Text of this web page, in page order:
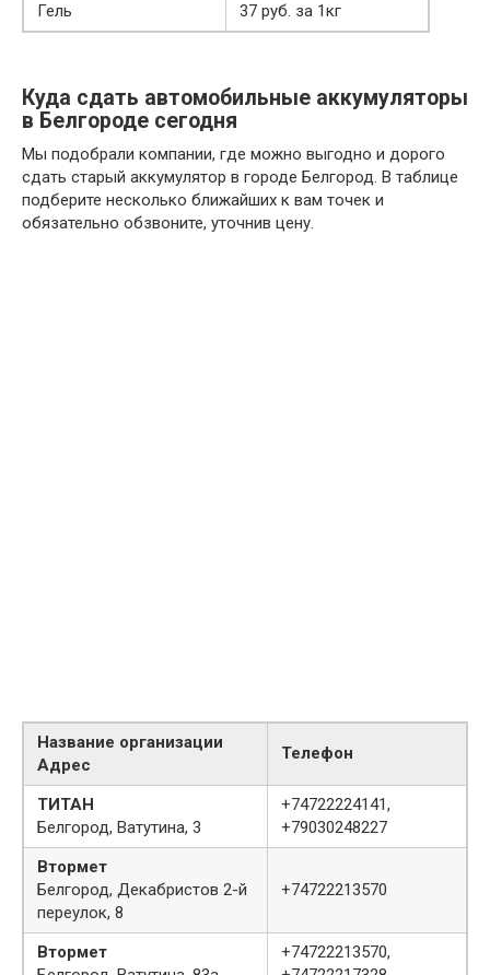
Гель
37 руб. за 1кг
Куда сдать автомобильные аккумуляторы
в Белгороде сегодня
Мы подобрали компании, где можно выгодно и дорого
сдать старый аккумулятор в городе Белгород. В таблице
подберите несколько ближайших к вам точек и
обязательно обзвоните, уточнив цену.
Название организации
Адрес
Телефон
ТИТАН
Белгород, Ватутина, 3
+74722224141,
+79030248227
Втормет
Белгород, Декабристов 2-й
переулок, 8
+74722213570
Втормет
+74722213570,